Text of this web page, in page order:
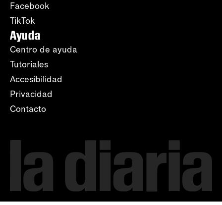
Facebook
TikTok
Ayuda
Centro de ayuda
Tutoriales
Accesibilidad
Privacidad
Contacto